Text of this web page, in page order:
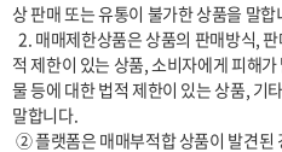
상 판매 또는 유통이 불가한 상품을 말합
  2. 매매제한상품은 상품의 판매방식, 판매장소 또는 판매 대상자 등에 대한 법
적 제한이 있는 상품, 소비자에게 피해
물 등에 대한 법적 제한이 있는 상품, 기
말합니다.